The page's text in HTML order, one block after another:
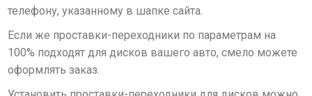
телефону, указанному в шапке сайта.
Если же проставки-переходники по параметрам на
100% подходят для дисков вашего авто, смело можете
оформлять заказ.